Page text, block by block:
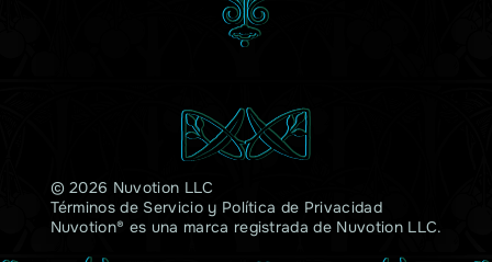
© 2026 Nuvotion LLC
Términos de Servicioy Política de Privacidad
Nuvotion® es una marca registrada de Nuvotion LLC.